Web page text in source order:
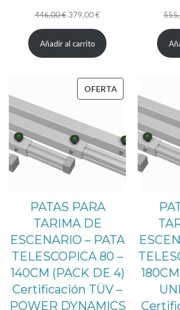
446,00€ El
precio
original
446,00 €.
379,00€
precio
actual
379,00 €.
Añadir al carrito
OFERTAPRODUCTO
OFERTA
PATAS PARA
TARIMA DE
ESCENARIO – PATA
TELESCOPICA 80 –
140CM (PACK DE 4)
Certificación TÜV –
POWER DYNAMICS